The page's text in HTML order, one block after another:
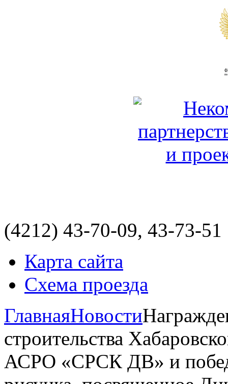
(4212) 43-70-09, 43-73-51
Карта сайта
Схема проезда
ГлавнаяНовости
строительства
АСРО «СРСК ДВ» и